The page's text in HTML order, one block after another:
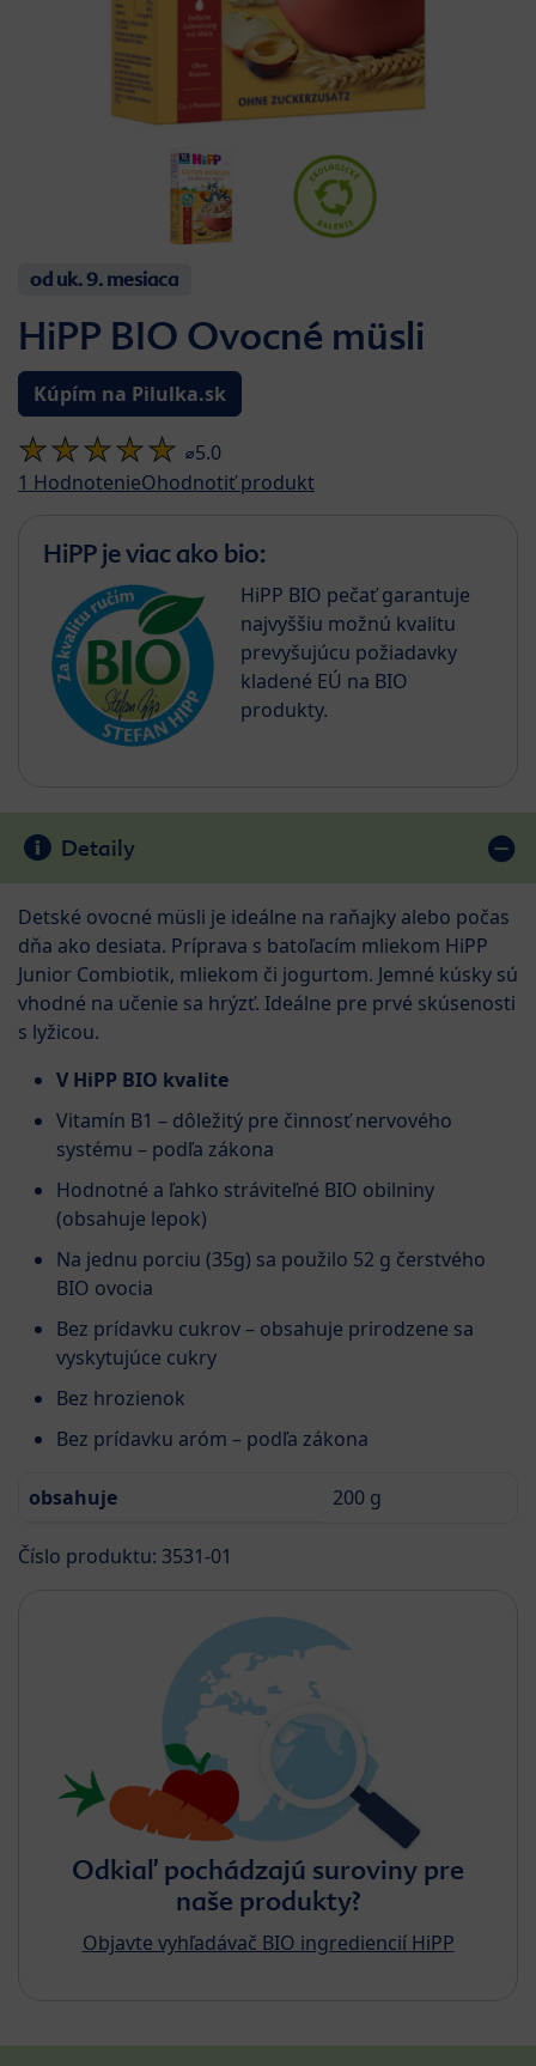
od uk. 9. mesiaca
HiPP BIO Ovocné müsli
Kúpím na Pilulka.sk
⌀5.0
1 HodnotenieOhodnotiť produkt
HiPP je viac ako bio:
HiPP BIO pečať garantuje
najvyššiu možnú kvalitu
prevyšujúcu požiadavky
kladené EÚ na BIO
produkty.
Detaily
Detské ovocné müsli je ideálne na raňajky alebo počas
dňa ako desiata. Príprava s batoľacím mliekom HiPP
Junior Combiotik, mliekom či jogurtom. Jemné kúsky sú
vhodné na učenie sa hrýzť. Ideálne pre prvé skúsenosti
s lyžicou.
V HiPP BIO kvalite
Vitamín B1 – dôležitý pre činnosť nervového
systému – podľa zákona
Hodnotné a ľahko stráviteľné BIO obilniny
(obsahuje lepok)
Na jednu porciu (35g) sa použilo 52 g čerstvého
BIO ovocia
Bez prídavku cukrov – obsahuje prirodzene sa
vyskytujúce cukry
Bez hrozienok
Bez prídavku aróm – podľa zákona
obsahuje 200 g
Číslo produktu: 3531-01
Odkiaľ pochádzajú suroviny pre
naše produkty?
Objavte vyhľadávač BIO ingrediencií HiPP